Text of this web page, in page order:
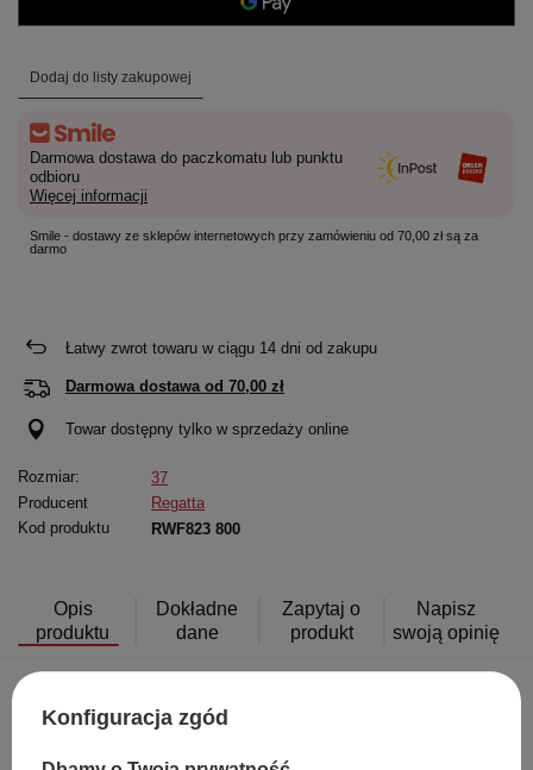
Dodaj do listy zakupowej
Darmowa dostawa do paczkomatu lub punktu
odbioru
Więcej informacji
Smile - dostawy ze sklepów internetowych przy zamówieniu od 70,00 zł są za
darmo
Łatwy zwrot towaru w ciągu 14 dni od zakupu
Darmowa dostawa od 70,00 zł
Towar dostępny tylko w sprzedaży online
Rozmiar:
37
Producent
Regatta
Kod produktu
RWF823 800
Opis
produktu
Dokładne
dane
Zapytaj o
produkt
Napisz
swoją opinię
Poczuj przypływ energii podczas każdego kroku dzięki damskim butom
Regatta Marine Sport
Konfiguracja zgód